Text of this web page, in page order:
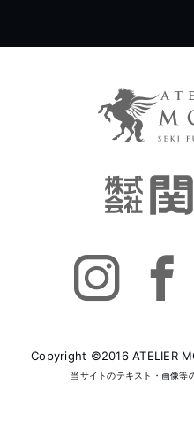
Copyright ©2016 ATELIER
当サイトのテキスト・画像等